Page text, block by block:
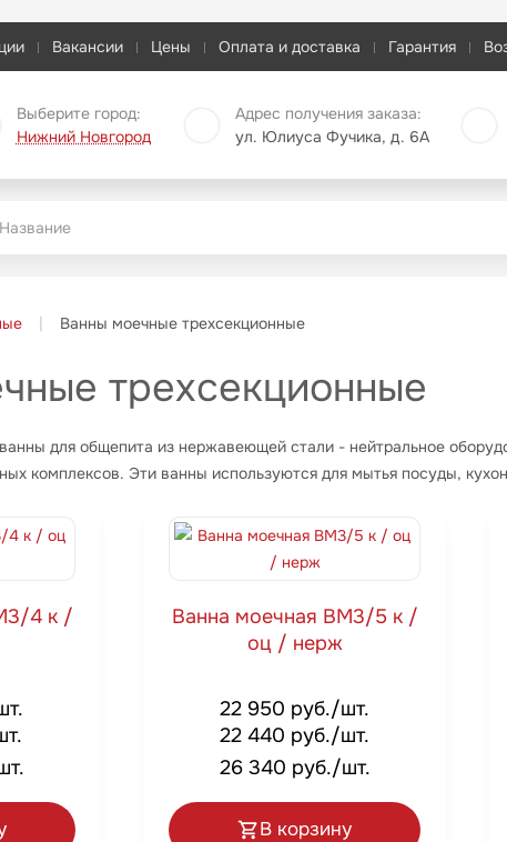
Вакансии Цены Оплата и доставка Гарантия
Выберите город:
Нижний Новгород
Адрес получения заказа:
ул. Юлиуса Фучика, д. 6А
Ванны моечные трехсекционные
трехсекционные
для общепита из нержавеющей стали - нейтральное
комплексов. Эти ванны используются для мытья посуды,
4 к /
Ванна моечная ВМ3/5 к /
оц / нерж
22 950 руб./шт.
22 440 руб./шт.
26 340 руб./шт.
В корзину